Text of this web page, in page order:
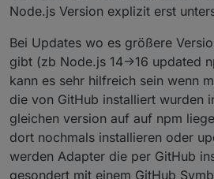
Node.js Version explizit erst
Bei Updates wo es größere
gibt (zb Node.js 14->16 updated
kann es sehr hilfreich sein wenn
die von GitHub installiert wurden
gleichen version auf auf npm
dort nochmals installieren oder
werden Adapter die per GitHub
gesondert mit einem GitHub